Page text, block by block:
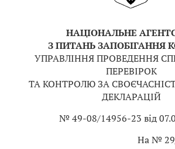
НАЦІОНАЛЬНЕ
З ПИТАНЬ ЗАПОБІГАННЯ
УПРАВЛІННЯ ПРОВЕДЕННЯ
ПЕРЕВІРОК
ТА КОНТРОЛЮ ЗА
ДЕКЛАРАЦІЙ
№ 49-08/14956-23 від
На №